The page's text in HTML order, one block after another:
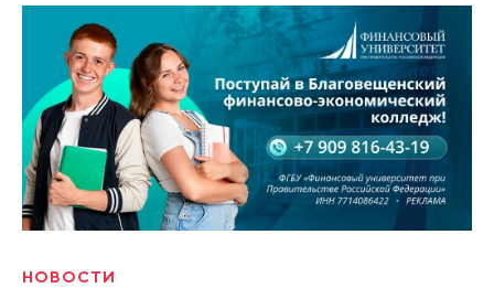
НОВОСТИ